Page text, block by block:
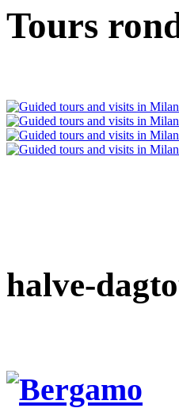
Tours
halve-